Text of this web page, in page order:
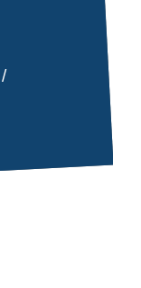
/